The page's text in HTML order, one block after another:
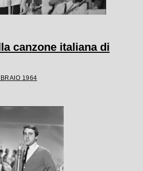
canzone italiana di
1964